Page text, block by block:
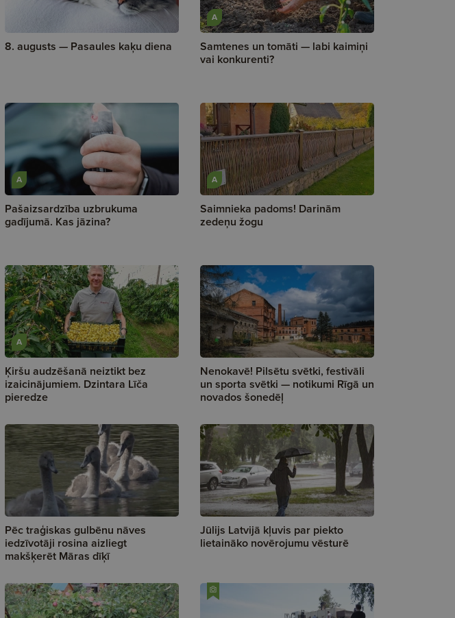
8. augusts — Pasaules kaķu diena
A
Samtenes un tomāti — labi kaimiņi
vai konkurenti?
A
Pašaizsardzība uzbrukuma
gadījumā. Kas jāzina?
A
Saimnieka padoms! Darinām
zedeņu žogu
A
Ķiršu audzēšanā neiztikt bez
izaicinājumiem. Dzintara Līča
pieredze
Nenokavē! Pilsētu svētki, festivāli
un sporta svētki — notikumi Rīgā un
novados šonedēļ
Pēc traģiskas gulbēnu nāves
iedzīvotāji rosina aizliegt
makšķerēt Māras dīķī
Jūlijs Latvijā kļuvis par piekto
lietaināko novērojumu vēsturē